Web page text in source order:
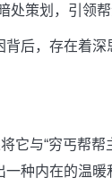
策划，引领帮
后，存在着
它与“穷丐帮帮
种内在的温暖